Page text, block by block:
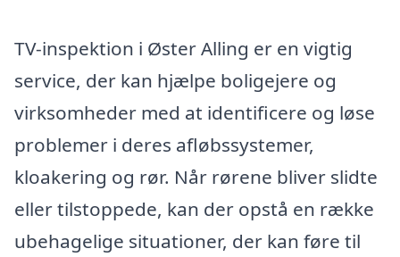
TV-inspektion i Øster Alling er en vigtig
service, der kan hjælpe boligejere og
virksomheder med at identificere og løse
problemer i deres afløbssystemer,
kloakering og rør. Når rørene bliver slidte
eller tilstoppede, kan der opstå en række
ubehagelige situationer, der kan føre til